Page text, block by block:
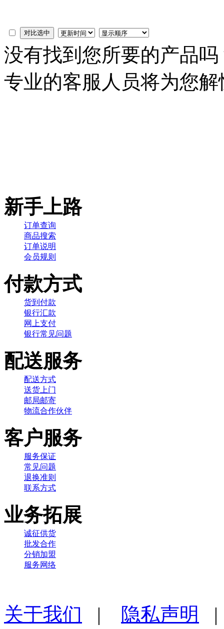
没有找到您所要的产品
专业的客服人员将为您解
新手上路
订单查询
商品搜索
订单说明
会员规则
付款方式
货到付款
银行汇款
网上支付
银行常见问题
配送服务
配送方式
送货上门
邮局邮寄
物流合作伙伴
客户服务
服务保证
常见问题
退换准则
联系方式
业务拓展
诚征供货
批发合作
分销加盟
服务网络
关于我们 | 隐私声明